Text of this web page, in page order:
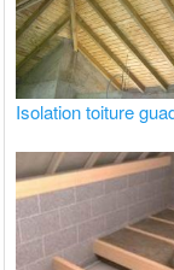
Isolation toiture